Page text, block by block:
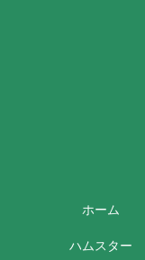
ホーム
ハムスター